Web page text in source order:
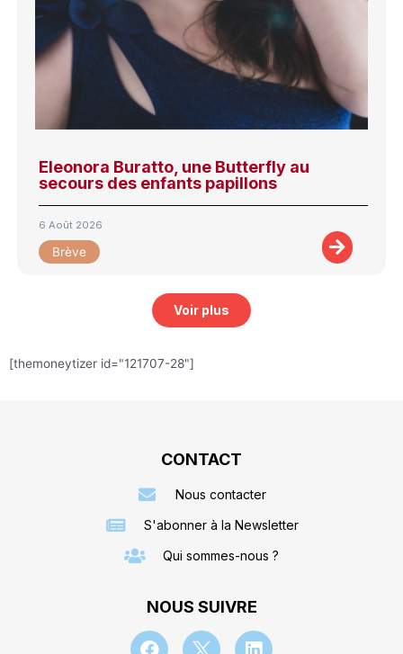
Eleonora Buratto, une Butterfly au
secours des enfants papillons
6 Août 2026
Brève
Voir plus
[themoneytizer id="121707-28"]
CONTACT
Nous contacter
S'abonner à la Newsletter
Qui sommes-nous ?
NOUS SUIVRE